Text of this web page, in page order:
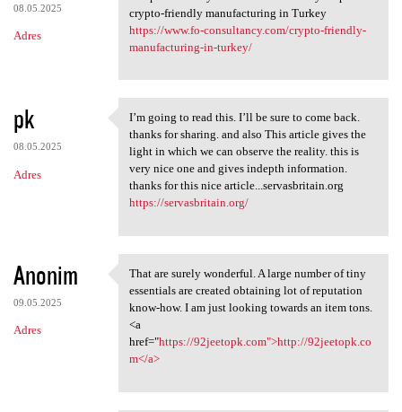
08.05.2025
Adres
crypto-friendly manufacturing in Turkey
https://www.fo-consultancy.com/crypto-friendly-
manufacturing-in-turkey/
pk
08.05.2025
Adres
I’m going to read this. I’ll
I’m going to read this. I’ll be sure to come back.
thanks for sharing. and also This article gives the
light in which we can observe the reality. this is
very nice one and gives indepth information.
thanks for this nice article...servasbritain.org
https://servasbritain.org/
Anonim
09.05.2025
Adres
That are surely wonderful. A
That are surely wonderful. A large number of tiny
essentials are created obtaining lot of reputation
know-how. I am just looking towards an item tons.
<a
href="https://92jeetopk.com">http://92jeetopk.co
m</a>